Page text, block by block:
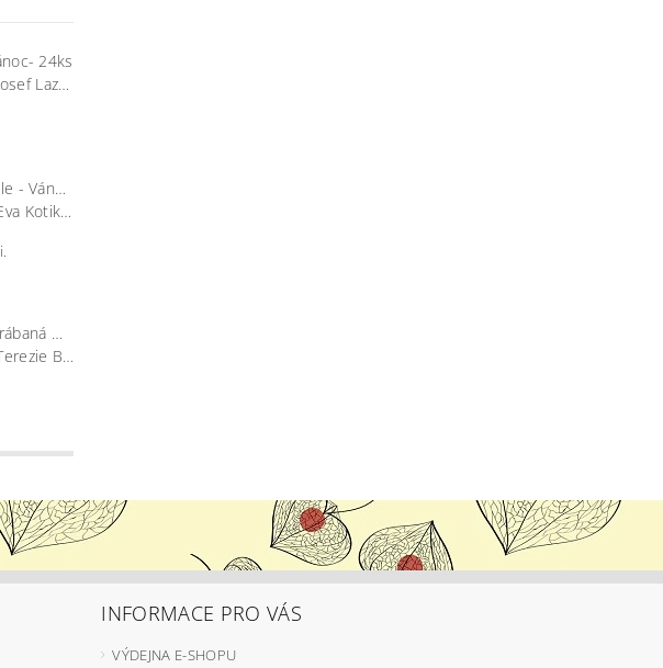
24ks
Josef Lazecký
Svíčka vonná ve skle - Vánoce
Eva Kotikova
Svíčka adventní škrábaná metal lesk - bordó d4x8cm 4ks
Terezie Bohatová
INFORMACE PRO VÁS
VÝDEJNA E-SHOPU